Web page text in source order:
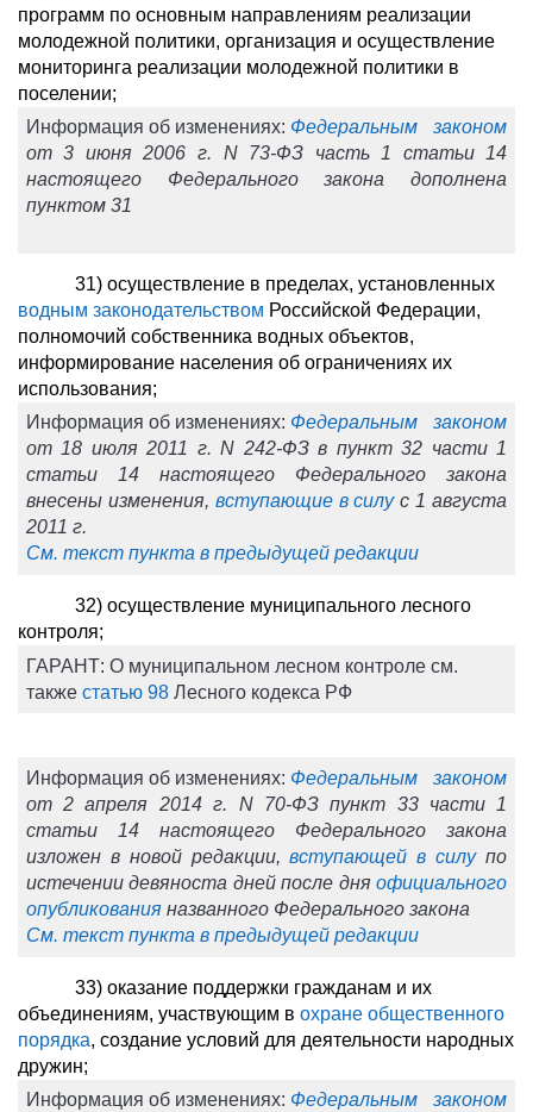
программ по основным направлениям реализации
молодежной политики, организация и осуществление
мониторинга реализации молодежной политики в
поселении;
Информация об изменениях: Федеральным законом
от 3 июня 2006 г. N 73-ФЗ часть 1 статьи 14
настоящего Федерального закона дополнена
пунктом 31
31) осуществление в пределах, установленных
водным законодательством Российской Федерации,
полномочий собственника водных объектов,
информирование населения об ограничениях их
использования;
Информация об изменениях: Федеральным законом
от 18 июля 2011 г. N 242-ФЗ в пункт 32 части 1
статьи 14 настоящего Федерального закона
внесены изменения, вступающие в силус 1 августа
2011 г.
См. текст пункта в предыдущей редакции
32) осуществление муниципального лесного
контроля;
ГАРАНТ: О муниципальном лесном контроле см.
также статью 98Лесного кодекса РФ
Информация об изменениях: Федеральным законом
от 2 апреля 2014 г. N 70-ФЗ пункт 33 части 1
статьи 14 настоящего Федерального закона
изложен в новой редакции,вступающей в силупо
истечении девяноста дней после дняофициального
опубликованияназванного Федерального закона
См. текст пункта в предыдущей редакции
33) оказание поддержки гражданам и их
объединениям, участвующим в охране общественного
порядка, создание условий для деятельности народных
дружин;
Информация об изменениях: Федеральным законом